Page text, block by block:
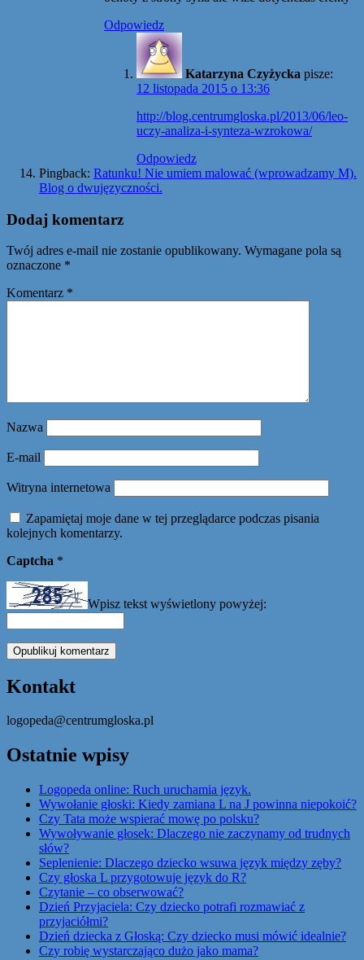
Odpowiedz
Katarzyna Czyżycka pisze:
12 listopada 2015 o 13:36
http://blog.centrumgloska.pl/2013/06/leo-
uczy-analiza-i-synteza-wzrokowa/
Odpowiedz
Pingback: Ratunku! Nie umiem malować (wprowadzamy M).
Blog o dwujęzyczności.
Dodaj komentarz
Twój adres e-mail nie zostanie opublikowany. Wymagane pola są
oznaczone *
Komentarz *
Nazwa
E-mail
Witryna internetowa
Zapamiętaj moje dane w tej przeglądarce podczas pisania
kolejnych komentarzy.
Captcha *
Wpisz tekst wyświetlony powyżej:
Kontakt
logopeda@centrumgloska.pl
Ostatnie wpisy
Logopeda online: Ruch uruchamia język.
Wywołanie głoski: Kiedy zamiana L na J powinna niepokoić?
Czy Tata może wspierać mowę po polsku?
Wywoływanie głosek: Dlaczego nie zaczynamy od trudnych
słów?
Seplenienie: Dlaczego dziecko wsuwa język między zęby?
Czy głoska L przygotowuje język do R?
Czytanie – co obserwować?
Dzień Przyjaciela: Czy dziecko potrafi rozmawiać z
przyjaciółmi?
Dzień dziecka z Głoską: Czy dziecko musi mówić idealnie?
Czy robię wystarczająco dużo jako mama?